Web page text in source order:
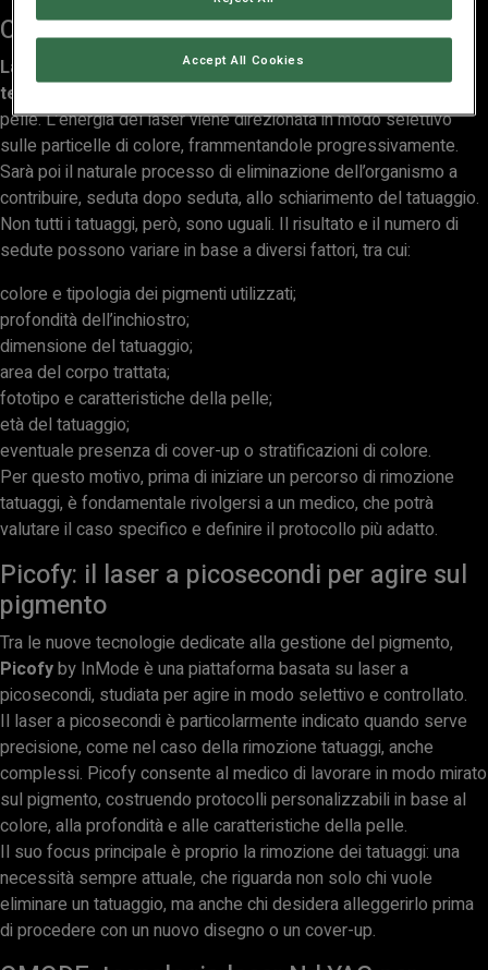
Come funziona la rimozione tatuaggi
La rimozione di un tatuaggio avviene attraverso
tecnologie laser
pelle. L’energia del laser viene direzionata in modo selettivo
sulle particelle di colore, frammentandole progressivamente.
Sarà poi il naturale processo di eliminazione dell’organismo a
contribuire, seduta dopo seduta, allo schiarimento del tatuaggio.
Non tutti i tatuaggi, però, sono uguali. Il risultato e il numero di
sedute possono variare in base a diversi fattori, tra cui:
colore e tipologia dei pigmenti utilizzati;
profondità dell’inchiostro;
dimensione del tatuaggio;
area del corpo trattata;
fototipo e caratteristiche della pelle;
età del tatuaggio;
eventuale presenza di cover-up o stratificazioni di colore.
Per questo motivo, prima di iniziare un percorso di rimozione
tatuaggi, è fondamentale rivolgersi a un medico, che potrà
valutare il caso specifico e definire il protocollo più adatto.
Picofy: il laser a picosecondi per agire sul
pigmento
Tra le nuove tecnologie dedicate alla gestione del pigmento,
Picofyby InMode è una piattaforma basata su laser a
picosecondi, studiata per agire in modo selettivo e controllato.
Il laser a picosecondi è particolarmente indicato quando serve
precisione, come nel caso della rimozione tatuaggi, anche
complessi. Picofy consente al medico di lavorare in modo mirato
sul pigmento, costruendo protocolli personalizzabili in base al
colore, alla profondità e alle caratteristiche della pelle.
Il suo focus principale è proprio la rimozione dei tatuaggi: una
necessità sempre attuale, che riguarda non solo chi vuole
eliminare un tatuaggio, ma anche chi desidera alleggerirlo prima
di procedere con un nuovo disegno o un cover-up.
Accept All Cookies